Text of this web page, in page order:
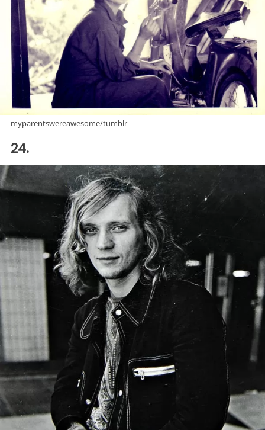
myparentswereawesome/tumblr
24.